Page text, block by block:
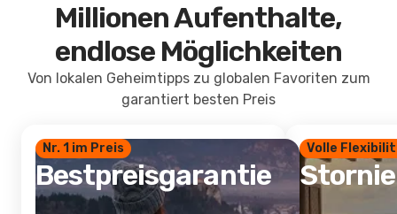
Millionen Aufenthalte,
endlose Möglichkeiten
Von lokalen Geheimtipps zu globalen Favoriten zum
garantiert besten Preis
Nr. 1 im Preis
Bestpreisgarantie
Volle